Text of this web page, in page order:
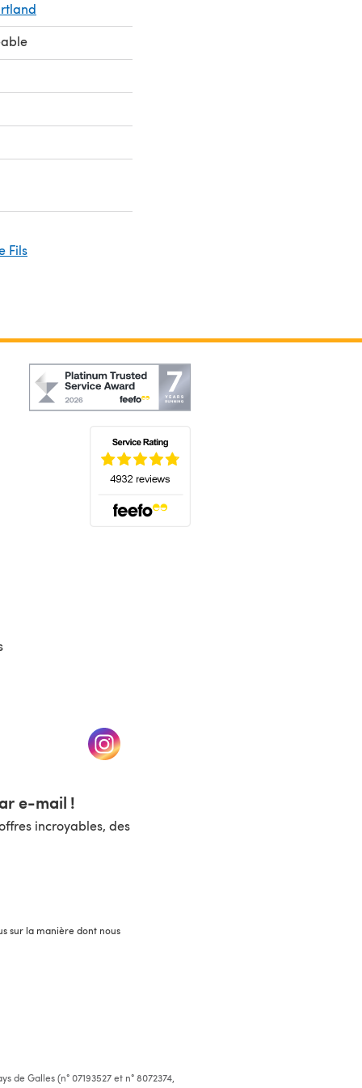
Fils
nouvel onglet) (s'ouvre dans un nouvel onglet)
e-mail !
incroyables, des
sur la manière dont nous
Galles (n° 07193527 et n° 8072374,